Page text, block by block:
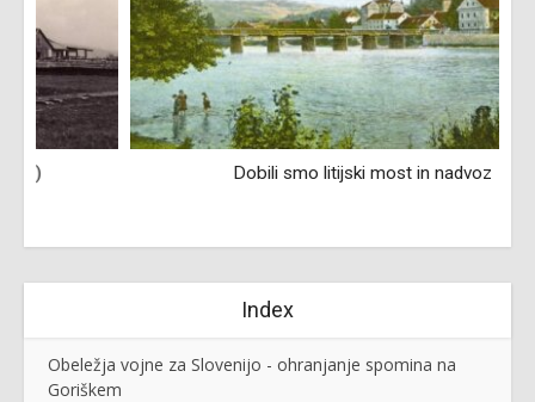
Dobili smo litijski most in nadvoz
Index
Obeležja vojne za Slovenijo - ohranjanje spomina na
Goriškem